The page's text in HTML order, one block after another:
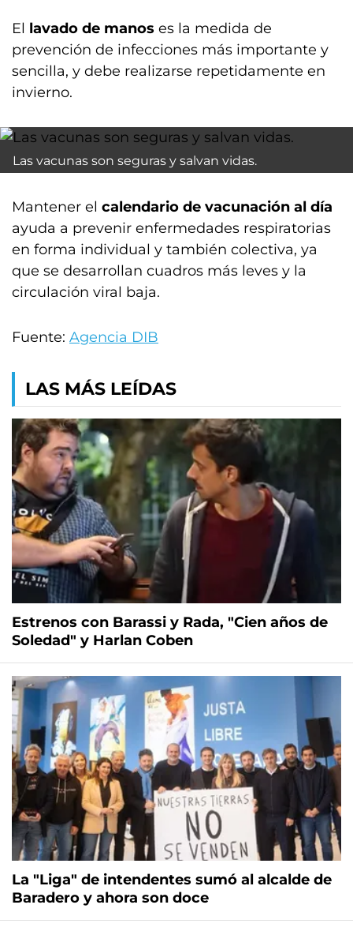
El lavado de manos es la medida de
prevención de infecciones más importante y
sencilla, y debe realizarse repetidamente en
invierno.
Las vacunas son seguras y salvan vidas.
Mantener el calendario de vacunación al día
ayuda a prevenir enfermedades respiratorias
en forma individual y también colectiva, ya
que se desarrollan cuadros más leves y la
circulación viral baja.
Fuente: Agencia DIB
LAS MÁS LEÍDAS
Estrenos con Barassi y Rada, "Cien años de
Soledad" y Harlan Coben
La "Liga" de intendentes sumó al alcalde de
Baradero y ahora son doce